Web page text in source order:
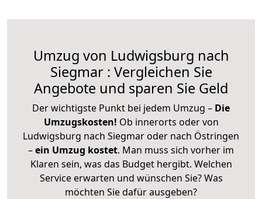
Umzug von Ludwigsburg nach
Siegmar : Vergleichen Sie
Angebote und sparen Sie Geld
Der wichtigste Punkt bei jedem Umzug – Die
Umzugskosten! Ob innerorts oder von
Ludwigsburg nach Siegmar oder nach Östringen
–ein Umzug kostet. Man muss sich vorher im
Klaren sein, was das Budget hergibt. Welchen
Service erwarten und wünschen Sie? Was
möchten Sie dafür ausgeben?